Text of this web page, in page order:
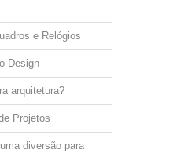
e Relógios
Design
arquitetura?
Projetos
diversão para